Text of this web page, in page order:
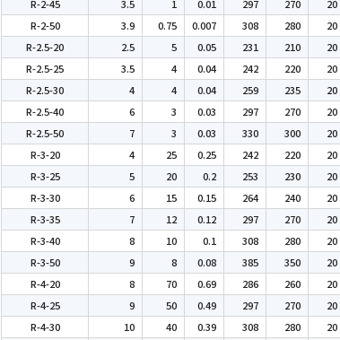
R-2-45
3.5 1 0.01 297 270
20
R-2-50
3.9 0.75 0.007 308 280
20
R-2.5-20
2.5 5 0.05 231 210
20
R-2.5-25
3.5 4 0.04 242 220
20
R-2.5-30
4 4 0.04 259 235
20
R-2.5-40
6 3 0.03 297 270
20
R-2.5-50
7 3 0.03 330 300
20
R-3-20
4 25 0.25 242 220
20
R-3-25
5 20 0.2 253 230
20
R-3-30
6 15 0.15 264 240
20
R-3-35
7 12 0.12 297 270
20
R-3-40
8 10 0.1 308 280
20
R-3-50
9 8 0.08 385 350
20
R-4-20
8 70 0.69 286 260
20
R-4-25
9 50 0.49 297 270
20
R-4-30
10 40 0.39 308 280
20